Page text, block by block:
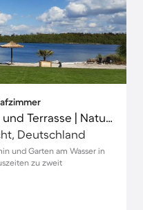
Wohnung mit Garten, Grill und Terrasse | Naturblick
Deutschland
und Garten am Wasser in
zu zweit